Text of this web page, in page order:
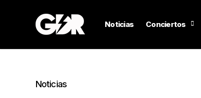
Noticias Conciertos
Noticias